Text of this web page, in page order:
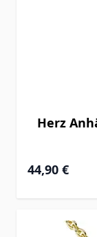
Herz
44,90 €